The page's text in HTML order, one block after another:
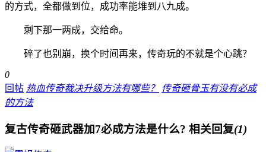
的方式，全都做到位，成功率能堆到八九成。
剩下那一两成，交给命。
碎了也别崩，换个时间再来，传奇玩的不就是个心跳？
0
回帖 热血传奇裁决升级方法有哪些？
传奇砸骨玉有没有必成
的方法
复古传奇砸武器加7必成方法是什么? 相关回复(1)